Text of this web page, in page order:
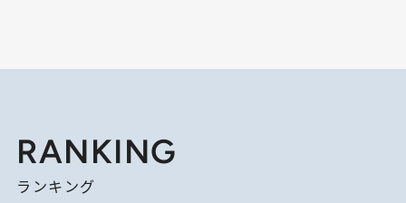
RANKING
ランキング